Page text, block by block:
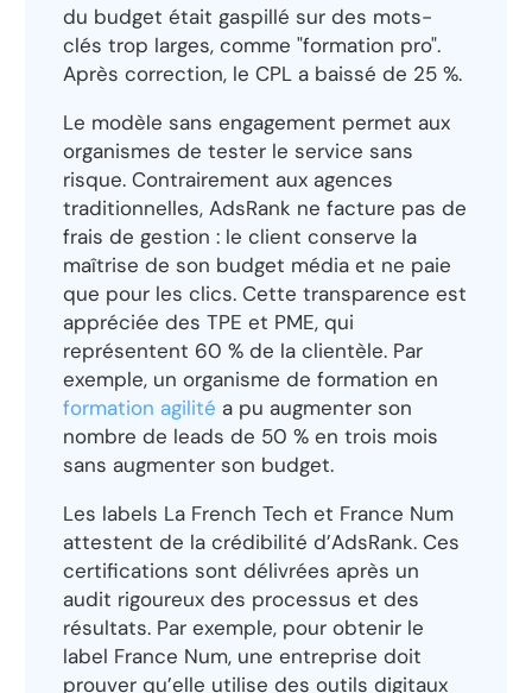
du budget était gaspillé sur des mots-
clés trop larges, comme "formation pro".
Après correction, le CPL a baissé de 25 %.
Le modèle sans engagement permet aux
organismes de tester le service sans
risque. Contrairement aux agences
traditionnelles, AdsRank ne facture pas de
frais de gestion : le client conserve la
maîtrise de son budget média et ne paie
que pour les clics. Cette transparence est
appréciée des TPE et PME, qui
représentent 60 % de la clientèle. Par
exemple, un organisme de formation en
formation agilité a pu augmenter son
nombre de leads de 50 % en trois mois
sans augmenter son budget.
Les labels La French Tech et France Num
attestent de la crédibilité d’AdsRank. Ces
certifications sont délivrées après un
audit rigoureux des processus et des
résultats. Par exemple, pour obtenir le
label France Num, une entreprise doit
prouver qu’elle utilise des outils digitaux